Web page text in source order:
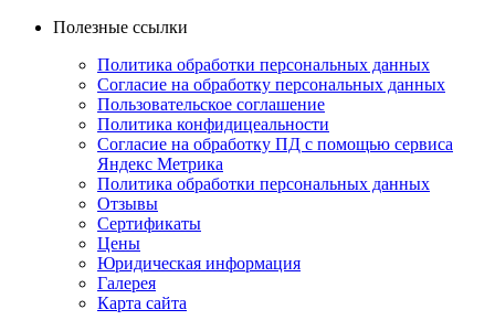
Полезные ссылки
Политика обработки персональных данных
Согласие на обработку персональных данных
Пользовательское соглашение
Политика конфидицеальности
Согласие на обработку ПД с помощью сервиса
Яндекс Метрика
Политика обработки персональных данных
Отзывы
Сертификаты
Цены
Юридическая информация
Галерея
Карта сайта